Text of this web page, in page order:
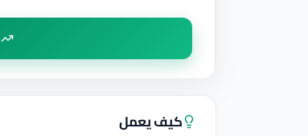
كيف يعمل